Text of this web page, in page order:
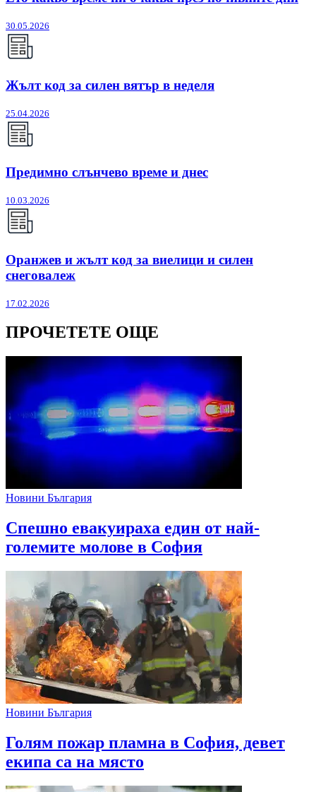
30.05.2026
Жълт код за силен вятър в неделя
25.04.2026
Предимно слънчево време и днес
10.03.2026
Оранжев и жълт код за виелици и силен
снеговалеж
17.02.2026
ПРОЧЕТЕТЕ ОЩЕ
Новини България
Спешно евакуираха един от най-
големите молове в София
Новини България
Голям пожар пламна в София, девет
екипа са на място